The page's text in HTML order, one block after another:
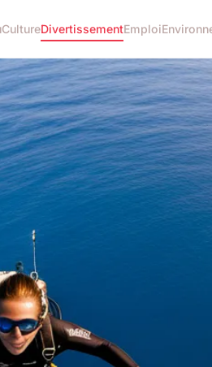
CultureDivertissementEmploi